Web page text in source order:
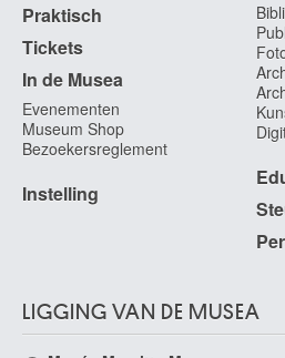
Praktisch
Tickets
In de Musea
Evenementen
Museum Shop
Bezoekersreglement
Instelling
LIGGING VAN DE MUSEA